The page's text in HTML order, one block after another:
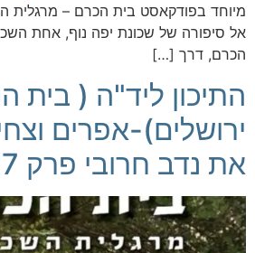
מיוחד בפודקאסט בית הכרם – מרגלית
אל סיפורה של שכונת יפה נוף, אחת
הכרם, דרך […]
התיכון ליד"ה ( בית
ירושלים)-אפרים
את נדב חרובי פרק 27